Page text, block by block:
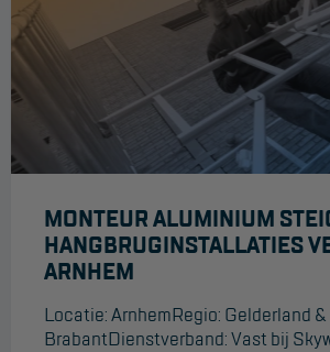
Telescoop hoogwerkers
Knikarmhoogwerkers
Spinhoogwerkers
Schaarhoogwerkers
Autohoogwerkers
Project toepassingen
Laagbouw
MONTEUR ALUMINIUM
HANGBRUGINSTALLATIES
ARNHEM
Locatie: ArnhemRegio: Gelderland &
BrabantDienstverband: Vast bij